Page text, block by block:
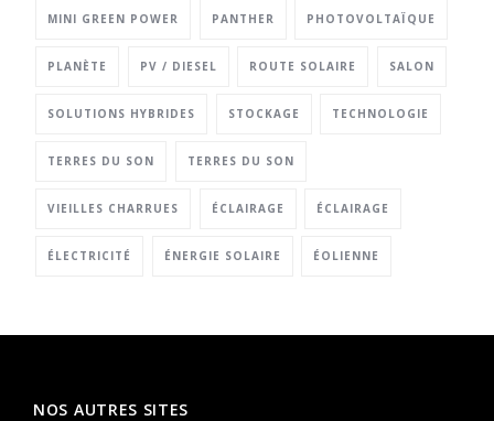
MINI GREEN POWER PANTHER PHOTOVOLTAÏQUE
PLANÈTE PV / DIESEL ROUTE SOLAIRE SALON
SOLUTIONS HYBRIDES STOCKAGE TECHNOLOGIE
TERRES DU SON TERRES DU SON
VIEILLES CHARRUES ÉCLAIRAGE ÉCLAIRAGE
ÉLECTRICITÉ ÉNERGIE SOLAIRE ÉOLIENNE
NOS AUTRES SITES